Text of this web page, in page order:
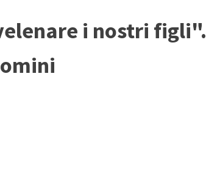
i nostri figli".